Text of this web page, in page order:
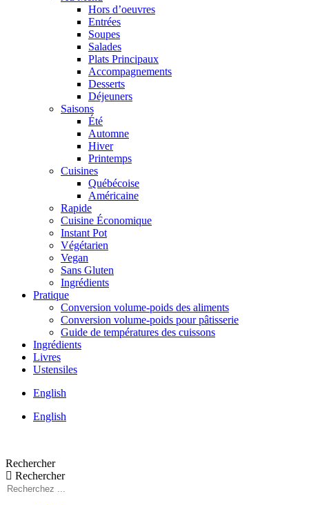
Hors d’oeuvres
Entrées
Soupes
Salades
Plats Principaux
Accompagnements
Desserts
Déjeuners
Saisons
Été
Automne
Hiver
Printemps
Cuisines
Québécoise
Américaine
Rapide
Cuisine Économique
Instant Pot
Végétarien
Vegan
Sans Gluten
Ingrédients
Pratique
Conversion volume-poids des aliments
Conversion volume-poids pour pâtisserie
Guide de températures des cuissons
Ingrédients
Livres
Ustensiles
English
English
Rechercher
Rechercher